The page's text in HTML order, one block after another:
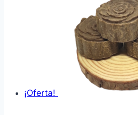
¡Oferta!